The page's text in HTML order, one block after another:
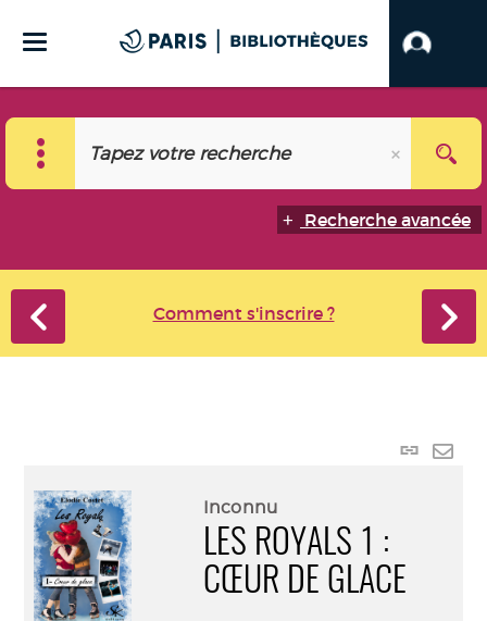
Recherche avancée
Comment s'inscrire ?
Lien
Inconnu
LES ROYALS 1 :
CŒUR DE GLACE